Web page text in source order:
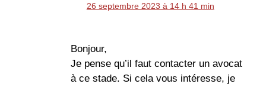
26 septembre 2023 à 14 h 41 min
Bonjour,
Je pense qu’il faut contacter un avocat
à ce stade. Si cela vous intéresse, je